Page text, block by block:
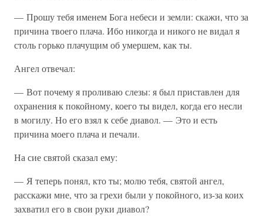
— Прошу тебя именем Бога небеси и земли: скажи, что за
причина твоего плача. Ибо никогда и никого не видал я
столь горько плачущим об умершем, как ты.
Ангел отвечал:
— Вот почему я проливаю слезы: я был приставлен для
охранения к покойному, коего ты видел, когда его несли
в могилу. Но его взял к себе диавол. — Это и есть
причина моего плача и печали.
На сие святой сказал ему:
— Я теперь понял, кто ты; молю тебя, святой ангел,
расскажи мне, что за грехи были у покойного, из-за коих
захватил его в свои руки диавол?